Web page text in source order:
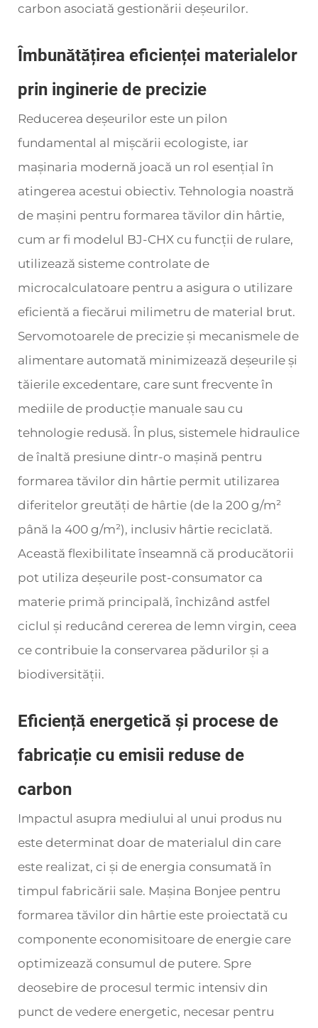
carbon asociată gestionării deșeurilor.
Îmbunătățirea eficienței materialelor
prin inginerie de precizie
Reducerea deșeurilor este un pilon
fundamental al mișcării ecologiste, iar
mașinaria modernă joacă un rol esențial în
atingerea acestui obiectiv. Tehnologia noastră
de mașini pentru formarea tăvilor din hârtie,
cum ar fi modelul BJ-CHX cu funcții de rulare,
utilizează sisteme controlate de
microcalculatoare pentru a asigura o utilizare
eficientă a fiecărui milimetru de material brut.
Servomotoarele de precizie și mecanismele de
alimentare automată minimizează deșeurile și
tăierile excedentare, care sunt frecvente în
mediile de producție manuale sau cu
tehnologie redusă. În plus, sistemele hidraulice
de înaltă presiune dintr-o mașină pentru
formarea tăvilor din hârtie permit utilizarea
diferitelor greutăți de hârtie (de la 200 g/m²
până la 400 g/m²), inclusiv hârtie reciclată.
Această flexibilitate înseamnă că producătorii
pot utiliza deșeurile post-consumator ca
materie primă principală, închizând astfel
ciclul și reducând cererea de lemn virgin, ceea
ce contribuie la conservarea pădurilor și a
biodiversității.
Eficiență energetică și procese de
fabricație cu emisii reduse de
carbon
Impactul asupra mediului al unui produs nu
este determinat doar de materialul din care
este realizat, ci și de energia consumată în
timpul fabricării sale. Mașina Bonjee pentru
formarea tăvilor din hârtie este proiectată cu
componente economisitoare de energie care
optimizează consumul de putere. Spre
deosebire de procesul termic intensiv din
punct de vedere energetic, necesar pentru